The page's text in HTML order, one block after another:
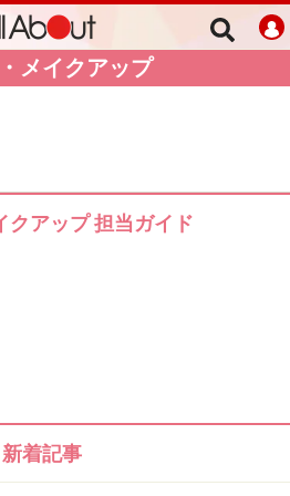
メイクアップ
クアップ 担当ガイド
新着記事